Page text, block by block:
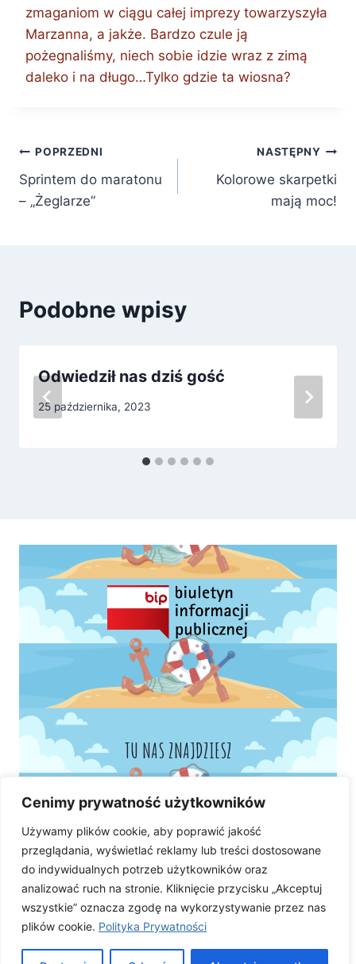
Cenimy prywatność użytkowników
Używamy plików cookie, aby poprawić jakość
przeglądania, wyświetlać reklamy lub treści dostosowane
do indywidualnych potrzeb użytkowników oraz
analizować ruch na stronie. Kliknięcie przycisku „Akceptuj
wszystkie” oznacza zgodę na wykorzystywanie przez nas
plików cookie. Polityka Prywatności
zmaganiom w ciągu całej imprezy towarzyszyła
Marzanna, a jakże. Bardzo czule ją
pożegnaliśmy, niech sobie idzie wraz z zimą
daleko i na długo…Tylko gdzie ta wiosna?
Nawigacja
wpisu
POPRZEDNI
Sprintem do maratonu
– „Żeglarze”
NASTĘPNY
Kolorowe skarpetki
mają moc!
Podobne wpisy
Odwiedził nas dziś gość
25 października, 2023
TU NAS ZNAJDZIESZ